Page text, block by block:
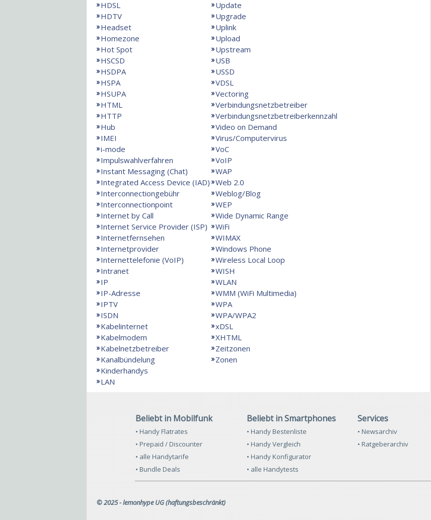
HDSL
HDTV
Headset
Homezone
Hot Spot
HSCSD
HSDPA
HSPA
HSUPA
HTML
HTTP
Hub
IMEI
i-mode
Impulswahlverfahren
Instant Messaging (Chat)
Integrated Access Device (IAD)
Interconnectiongebühr
Interconnectionpoint
Internet by Call
Internet Service Provider (ISP)
Internetfernsehen
Internetprovider
Internettelefonie (VoIP)
Intranet
IP
IP-Adresse
IPTV
ISDN
Kabelinternet
Kabelmodem
Kabelnetzbetreiber
Kanalbündelung
Kinderhandys
LAN
Update
Upgrade
Uplink
Upload
Upstream
USB
USSD
VDSL
Vectoring
Verbindungsnetzbetreiber
Verbindungsnetzbetreiberkennzahl
Video on Demand
Virus/Computervirus
VoC
VoIP
WAP
Web 2.0
Weblog/Blog
WEP
Wide Dynamic Range
WiFi
WIMAX
Windows Phone
Wireless Local Loop
WISH
WLAN
WMM (WiFi Multimedia)
WPA
WPA/WPA2
xDSL
XHTML
Zeitzonen
Zonen
Beliebt in Mobilfunk
• Handy Flatrates
• Prepaid / Discounter
• alle Handytarife
• Bundle Deals
Beliebt in Smartphones
• Handy Bestenliste
• Handy Vergleich
• Handy Konfigurator
• alle Handytests
Services
• Newsarchiv
• Ratgeberarchiv
© 2025 - lemonhype UG (haftungsbeschränkt)